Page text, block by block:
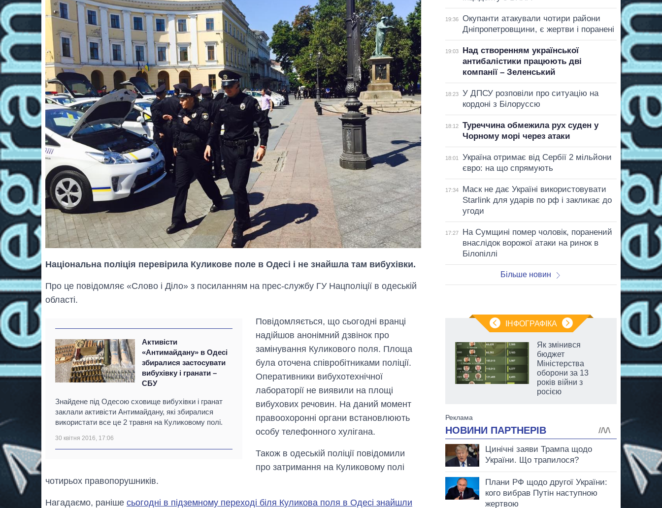
Національна поліція перевірила Куликове поле в Одесі і не знайшла там вибухівки.
Про це повідомляє «Слово і Діло» з посиланням на прес-службу ГУ Нацполіції в одеській
області.
Активісти
«Антимайдану» в Одесі
збиралися застосувати
вибухівку і гранати –
СБУ
Знайдене під Одесою сховище вибухівки і гранат
заклали активісти Антимайдану, які збиралися
використати все це 2 травня на Куликовому полі.
30 квітня 2016, 17:06
Повідомляється, що сьогодні вранці
надійшов анонімний дзвінок про
замінування Куликового поля. Площа
була оточена співробітниками поліції.
Оперативники вибухотехнічної
лабораторії не виявили на площі
вибухових речовин. На даний момент
правоохоронні органи встановлюють
особу телефонного хулігана.
Також в одеській поліції повідомили
про затримання на Куликовому полі
чотирьох правопорушників.
Нагадаємо, раніше сьогодні в підземному переході біля Куликова поля в Одесі знайшли
19:36
Окупанти атакували чотири райони
Дніпропетровщини, є жертви і поранені
19:03
Над створенням української
антибалістики працюють дві
компанії – Зеленський
18:23
У ДПСУ розповіли про ситуацію на
кордоні з Білоруссю
18:12
Туреччина обмежила рух суден у
Чорному морі через атаки
18:01
Україна отримає від Сербії 2 мільйони
євро: на що спрямують
17:34
Маск не дає Україні використовувати
Starlink для ударів по рф і закликає до
угоди
17:27
На Сумщині помер чоловік, поранений
внаслідок ворожої атаки на ринок в
Білопіллі
Більше новин
ІНФОГРАФІКА
Як за 10 років
змінилася кількість
вступників на
бакалаврат,
магістратуру та
аспірантуру
Як змінився
бюджет
Міністерства
оборони за 13
років війни з
росією